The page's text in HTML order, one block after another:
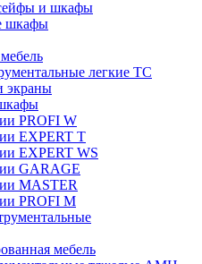
и шкафы
шкафы
легкие ТС
экраны
PROFI W
EXPERT T
EXPERT WS
GARAGE
MASTER
PROFI M
мебель